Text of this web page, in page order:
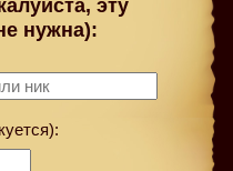
эту
нужна):